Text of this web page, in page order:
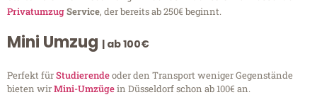
PrivatumzugService, der bereits ab 250€ beginnt.
Mini Umzug | ab 100€
Perfekt fürStudierendeoder den Transport weniger Gegenstände
bieten wirMini-Umzügein Düsseldorf schon ab 100€ an.